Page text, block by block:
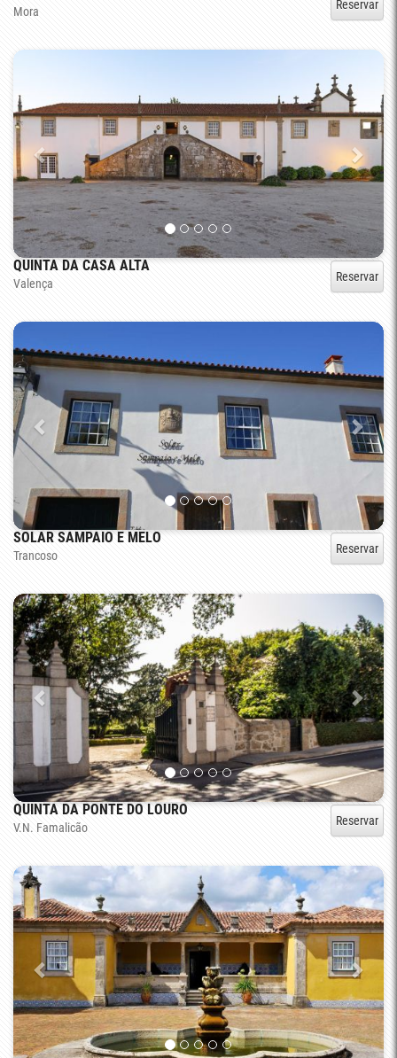
Mora Reservar
QUINTA DA CASA ALTA
Valença Reservar
SOLAR SAMPAIO E MELO
Trancoso Reservar
QUINTA DA PONTE DO LOURO
V.N. Famalicão Reservar